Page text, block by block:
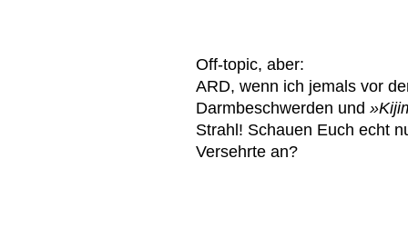
Off-topic, aber:
ARD, wenn ich jemals vor
Darmbeschwerden und
Strahl! Schauen Euch echt
Versehrte an?